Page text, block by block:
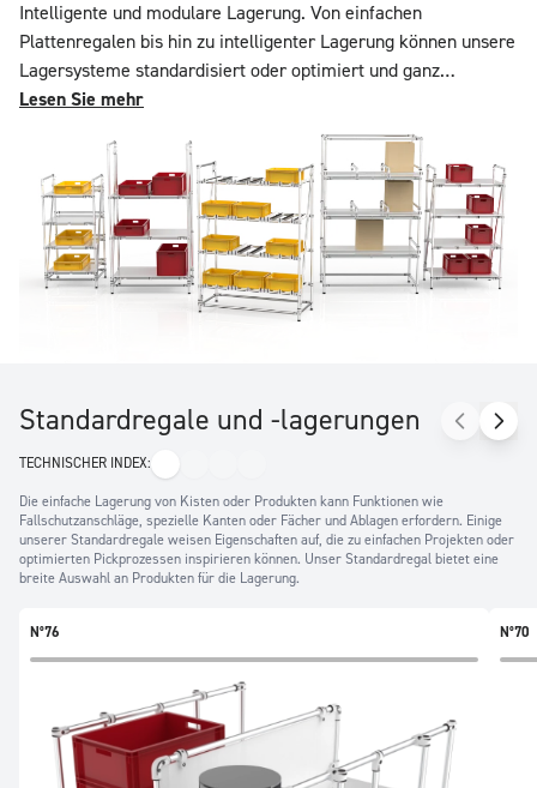
Intelligente und modulare Lagerung. Von einfachen
Plattenregalen bis hin zu intelligenter Lagerung können unsere
Lagersysteme standardisiert oder optimiert und ganz
individuell gestaltet werden. Unsere Regale und
Lagervorrichtungen sind für alle Zwecke konzipiert und können
an die meisten Anforderungen angepasst werden. Einige
Varianten der einfachen Regallagerung? Der senkrechte
Stauraum, die Einbettung von FIFO-Funktionen, die V-
Lagerung für Picking und senkrechter Stauraum. Übliche
Zusatzfunktionen wie Bildschirmhalter, LED-Leuchten oder
Fächer und Ablagen sind auf Anfrage erhältlich.
Lesen Sie mehr
Standardregale und -lagerungen
TECHNISCHER INDEX:
Die einfache Lagerung von Kisten oder Produkten kann Funktionen wie
Fallschutzanschläge, spezielle Kanten oder Fächer und Ablagen erfordern. Einige
unserer Standardregale weisen Eigenschaften auf, die zu einfachen Projekten oder
optimierten Pickprozessen inspirieren können. Unser Standardregal bietet eine
breite Auswahl an Produkten für die Lagerung.
N°76 N°70